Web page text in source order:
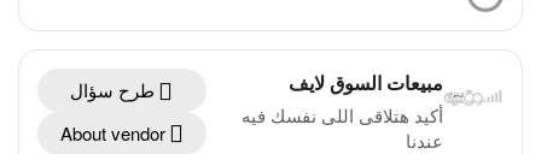
مبيعات السوق لايف
أكيد هتلاقى اللى نفسك فيه
عندنا
طرح سؤال
About vendor